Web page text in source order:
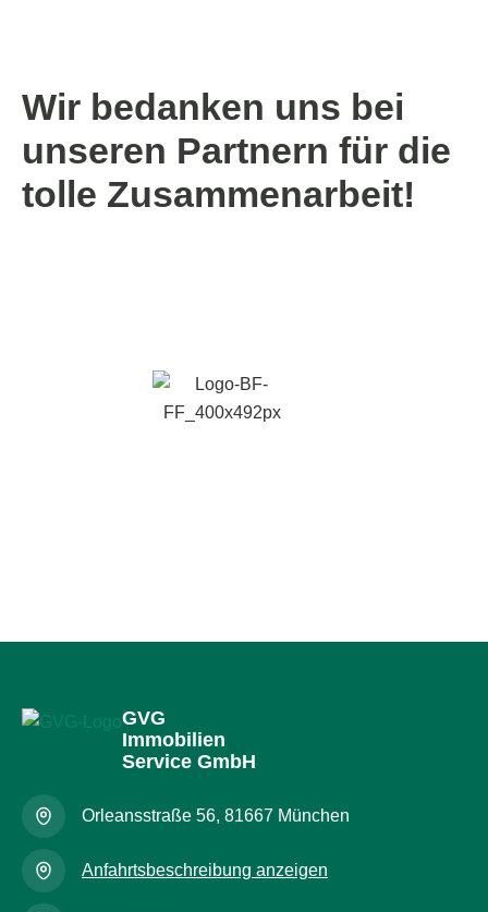
Wir bedanken uns bei
unseren Partnern für die
tolle Zusammenarbeit!
GVG
Immobilien
Service GmbH
Orleansstraße 56, 81667 München
Anfahrtsbeschreibung anzeigen